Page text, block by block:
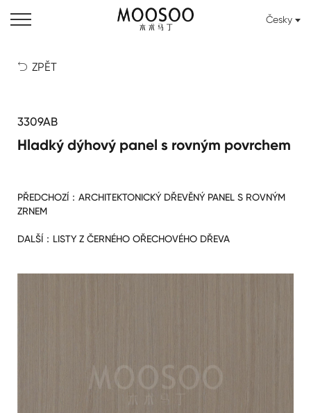
Česky
 ZPĚT
3309AB
Hladký dýhový panel s rovným povrchem
PŘEDCHOZÍ： ARCHITEKTONICKÝ DŘEVĚNÝ PANEL S ROVNÝM
ZRNEM
DALŠÍ： LISTY Z ČERNÉHO OŘECHOVÉHO DŘEVA